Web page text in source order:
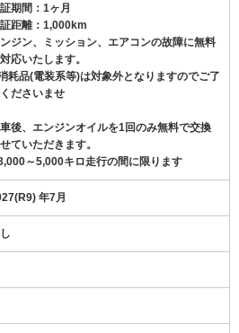
期間：1ヶ月
距離：1,000km
ジン、ミッション、エアコンの故障に無料
応いたします。
耗品(電装系等)は対象外となりますのでご了
ださいませ
後、エンジンオイルを1回のみ無料で交換
ていただきます。
～5,000キロ走行の間に限ります
年7月